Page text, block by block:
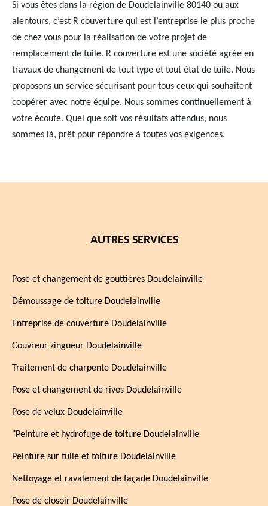
Si vous êtes dans la région de Doudelainville 80140 ou aux
alentours, c’est R couverture qui est l’entreprise le plus proche
de chez vous pour la réalisation de votre projet de
remplacement de tuile. R couverture est une société agrée en
travaux de changement de tout type et tout état de tuile. Nous
proposons un service sécurisant pour tous ceux qui souhaitent
coopérer avec notre équipe. Nous sommes continuellement à
votre écoute. Quel que soit vos résultats attendus, nous
sommes là, prêt pour répondre à toutes vos exigences.
AUTRES SERVICES
Pose et changement de gouttières Doudelainville
Démoussage de toiture Doudelainville
Entreprise de couverture Doudelainville
Couvreur zingueur Doudelainville
Traitement de charpente Doudelainville
Pose et changement de rives Doudelainville
Pose de velux Doudelainville
¨Peinture et hydrofuge de toiture Doudelainville
Peinture sur tuile et toiture Doudelainville
Nettoyage et ravalement de façade Doudelainville
Pose de closoir Doudelainville